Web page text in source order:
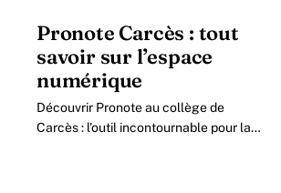
contrôle.
Pronote Carcès : tout
savoir sur l’espace
numérique
Découvrir Pronote au collège de
Carcès : l’outil incontournable pour la